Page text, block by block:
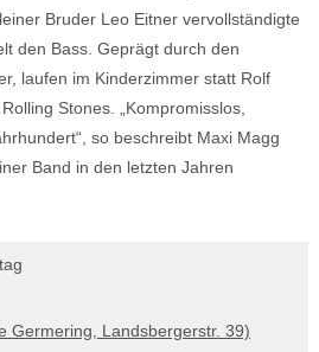
Bruder Leo Eitner vervollständigte
den Bass. Geprägt durch den
laufen im Kinderzimmer statt Rolf
Stones. „Kompromisslos,
so beschreibt Maxi Magg
Band in den letzten Jahren
Germering, Landsbergerstr. 39)